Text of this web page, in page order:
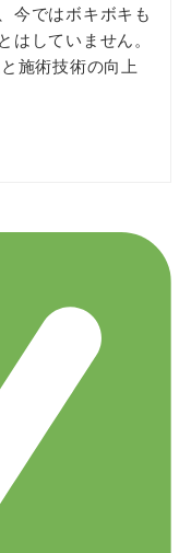
今ではボキボキも
はしていません。
施術技術の向上